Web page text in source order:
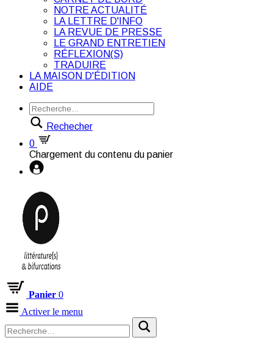
NOTRE ACTUALITÉ
LA LETTRE D'INFO
LA REVUE DE PRESSE
LE GRAND ENTRETIEN
RÉFLEXION(S)
TRADUIRE
LA MAISON D'ÉDITION
AIDE
Rechecher
0
Chargement du contenu du panier
Panier 0
Activer le menu